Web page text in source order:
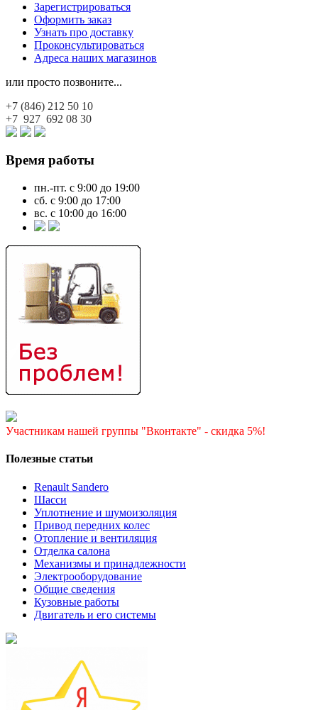
Зарегистрироваться
Оформить заказ
Узнать про доставку
Проконсультироваться
Адреса наших магазинов
или просто позвоните...
+7 (846) 212 50 10
+7 927 692 08 30
Время работы
пн.-пт. с 9:00 до 19:00
сб. с 9:00 до 17:00
вс. с 10:00 до 16:00
Участникам нашей группы "Вконтакте" - скидка 5%!
Полезные статьи
Renault Sandero
Шасси
Уплотнение и шумоизоляция
Привод передних колес
Отопление и вентиляция
Отделка салона
Механизмы и принадлежности
Электрооборудование
Общие сведения
Кузовные работы
Двигатель и его системы